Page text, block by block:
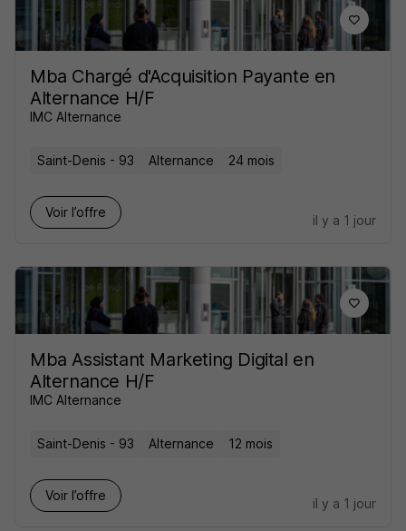
Mba Chargé d'Acquisition Payante en
Alternance H/F
IMC Alternance
Saint-Denis - 93 Alternance 24 mois
Voir l’offre
il y a 1 jour
Mba Assistant Marketing Digital en
Alternance H/F
IMC Alternance
Saint-Denis - 93 Alternance 12 mois
Voir l’offre
il y a 1 jour